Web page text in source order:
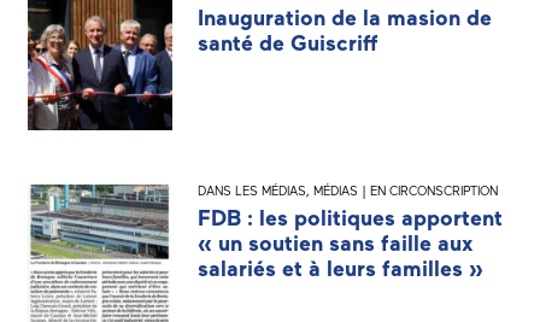
Inauguration de la masion de
santé de Guiscriff
DANS LES MÉDIAS, MÉDIAS | EN CIRCONSCRIPTION
FDB : les politiques apportent
« un soutien sans faille aux
salariés et à leurs familles »